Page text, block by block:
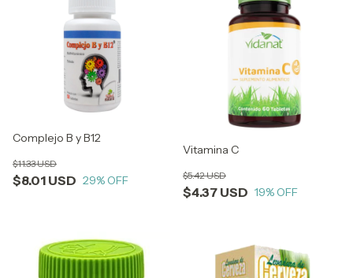
Complejo B y B12
$8.01 USD
$11.33 USD
29% OFF
Vitamina C
$4.37 USD
$5.42 USD
19% OFF